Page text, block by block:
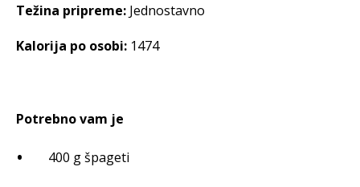
Težina pripreme: Jednostavno
Kalorija po osobi: 1474
Potrebno vam je
400 g špageti